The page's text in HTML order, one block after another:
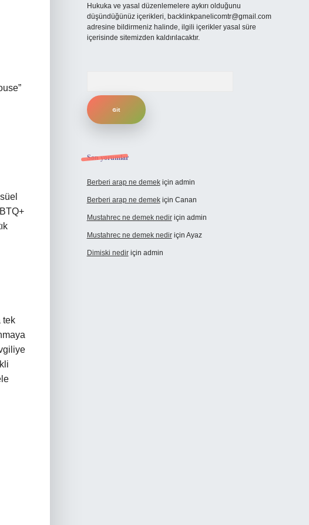
tek
Hukuka ve yasal düzenlemelere aykırı olduğunu
düşündüğünüz içerikleri, backlinkpanelicomtr@gmail.com
adresine bildirmeniz halinde, ilgili içerikler yasal süre
içerisinde sitemizden kaldırılacaktır.
Son yorumlar
Berberi arap ne demekiçin admin
Berberi arap ne demekiçin Canan
Mustahrec ne demek nediriçin admin
Mustahrec ne demek nediriçin Ayaz
Dimiski nediriçin admin